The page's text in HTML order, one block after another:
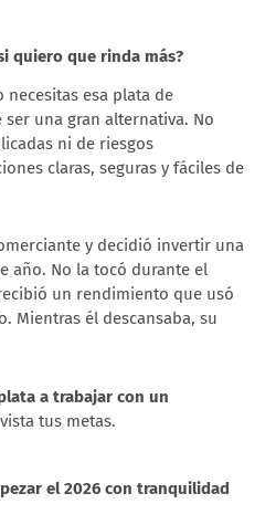
quiero que rinda más?
necesitas esa plata de
una gran alternativa. No
ni de riesgos
claras, seguras y fáciles de
y decidió invertir una
año. No la tocó durante el
un rendimiento que usó
Mientras él descansaba, su
a trabajar con un
tus metas.
el 2026 con tranquilidad